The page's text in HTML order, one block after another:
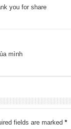
you for share
mình
fields are marked *